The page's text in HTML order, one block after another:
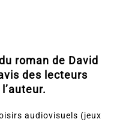
roman de David
des lecteurs
audiovisuels (jeux